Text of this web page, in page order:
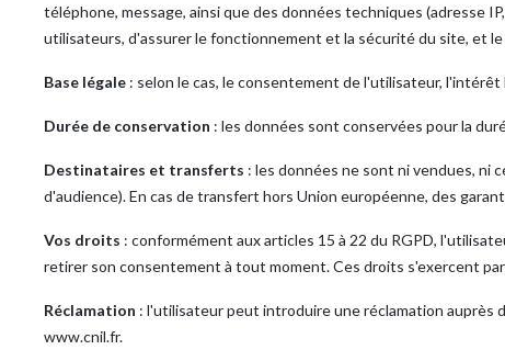
téléphone, message, ainsi que des données techniques (adresse
utilisateurs, d'assurer le fonctionnement et la sécurité du site, et
Base légale : selon le cas, le consentement de l'utilisateur,
Durée de conservation : les données sont conservées pour la
Destinataires et transferts : les données ne sont ni vendues, ni
d'audience). En cas de transfert hors Union européenne, des
Vos droits : conformément aux articles 15 à 22 du RGPD,
retirer son consentement à tout moment. Ces droits s'exercent
Réclamation : l'utilisateur peut introduire une réclamation auprès
www.cnil.fr.